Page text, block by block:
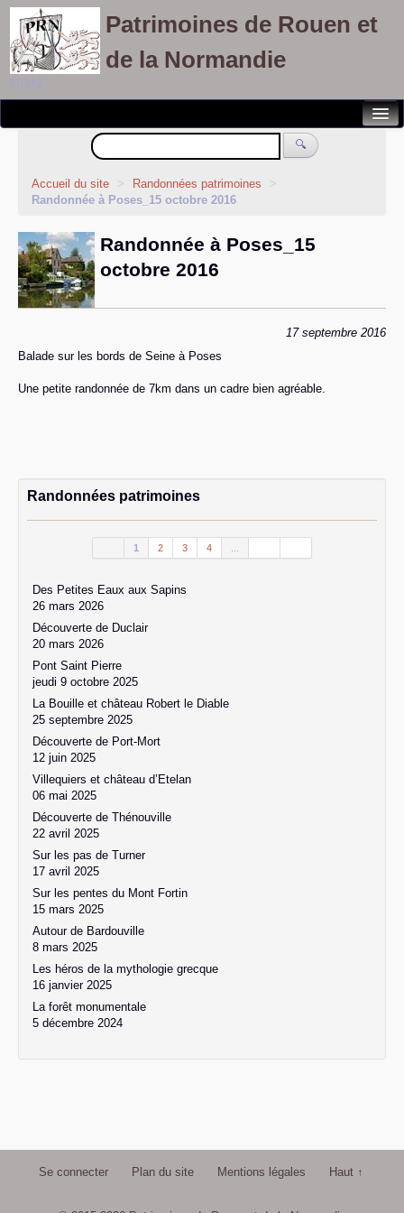
Patrimoines de Rouen et
de la Normandie
PRN
Notre association
Randonnées patrimoines
Visites découvertes
Balades culturelles
Rallyes pédestres
Adhérents
🔍
Accueil du site > Randonnées patrimoines
>
Randonnée à Poses_15 octobre 2016
Randonnée à Poses_15
octobre 2016
17 septembre 2016
Balade sur les bords de Seine à Poses
Une petite randonnée de 7km dans un cadre bien agréable.
Randonnées patrimoines
1 2 3 4
Des Petites Eaux aux Sapins
26 mars 2026
Découverte de Duclair
20 mars 2026
Pont Saint Pierre
jeudi 9 octobre 2025
La Bouille et château Robert le Diable
25 septembre 2025
Découverte de Port-Mort
12 juin 2025
Villequiers et château d’Etelan
06 mai 2025
Découverte de Thénouville
22 avril 2025
Sur les pas de Turner
17 avril 2025
Sur les pentes du Mont Fortin
15 mars 2025
Autour de Bardouville
8 mars 2025
Les héros de la mythologie grecque
16 janvier 2025
La forêt monumentale
5 décembre 2024
Se connecter Plan du site Mentions légales Haut ↑